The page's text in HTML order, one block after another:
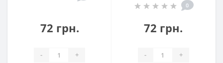
72 грн.
- +
0
72 грн.
- +